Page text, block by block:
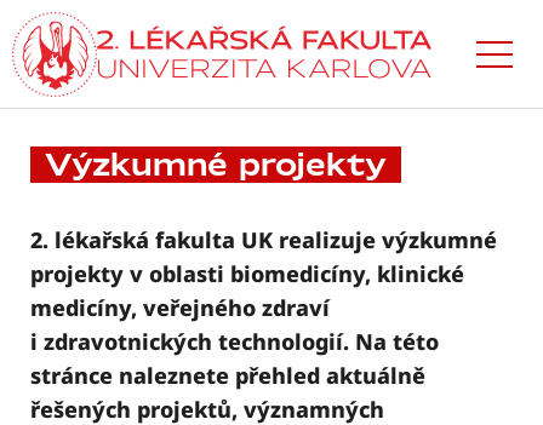
Přejít
k hlavnímu
obsahu
Výzkumné projekty
2. lékařská fakulta UK realizuje výzkumné
projekty v oblasti biomedicíny, klinické
medicíny, veřejného zdraví
i zdravotnických technologií. Na této
stránce naleznete přehled aktuálně
řešených projektů, významných